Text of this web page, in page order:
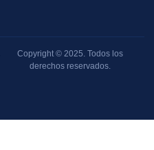
Copyright © 2025. Todos los
derechos reservados.